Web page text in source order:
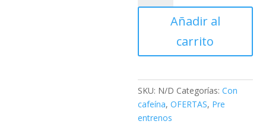
Applied
NutritionAñadir al
carrito
SKU: N/D Categorías:Con
cafeína,OFERTAS, Pre
entrenos